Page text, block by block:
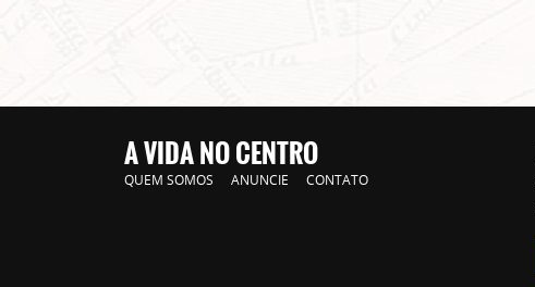
A VIDA NO CENTRO
QUEM SOMOS ANUNCIE CONTATO